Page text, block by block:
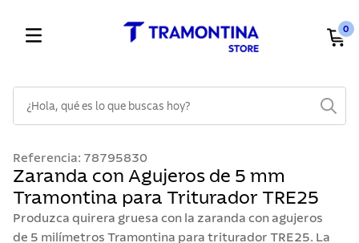
0
Referencia: 78795830
Zaranda con Agujeros de 5 mm
Tramontina para Triturador TRE25
Produzca quirera gruesa con la zaranda con agujeros
de 5 milímetros Tramontina para triturador TRE25. La
1 .
cuchillos
2.
cubiertos
3.
sarten